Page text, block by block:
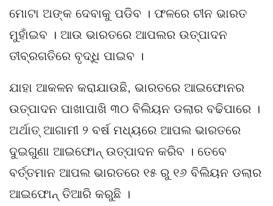
ମୋଟା ଅଙ୍କ ଦେବାକୁ ପଡିବ । ଫଳରେ ଚୀନ ଭାରତ
ମୁହାଁଇବ । ଆଉ ଭାରତରେ ଆପଲର ଉତ୍ପାଦନ
ତୀବ୍ରଗତିରେ ବୃଦ୍ଧି ପାଇବ ।
ଯାହା ଆକଳନ କରାଯାଉଛି, ଭାରତରେ ଆଇଫୋନର
ଉତ୍ପାଦନ ପାଖାପାଖି ୩୦ ବିଲିୟନ ଡଲାର ବଢିପାରେ ।
ଅର୍ଥାତ୍ ଆଗାମୀ ୨ ବର୍ଷ ମଧ୍ୟରେ ଆପଲ ଭାରତରେ
ଦୁଇଗୁଣା ଆଇଫୋନ୍ ଉତ୍ପାଦନ କରିବ । ତେବେ
ବର୍ତ୍ତମାନ ଆପଲ ଭାରତରେ ୧୫ ରୁ ୧୬ ବିଲିୟନ ଡଲାର
ଆଇଫୋନ୍ ତିଆରି କରୁଛି ।